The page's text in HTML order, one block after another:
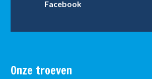
Facebook
Onze troeven